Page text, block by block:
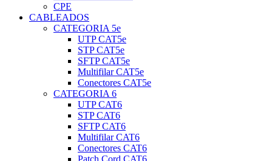
CPE
CABLEADOS
CATEGORIA 5e
UTP CAT5e
STP CAT5e
SFTP CAT5e
Multifilar CAT5e
Conectores CAT5e
CATEGORIA 6
UTP CAT6
STP CAT6
SFTP CAT6
Multifilar CAT6
Conectores CAT6